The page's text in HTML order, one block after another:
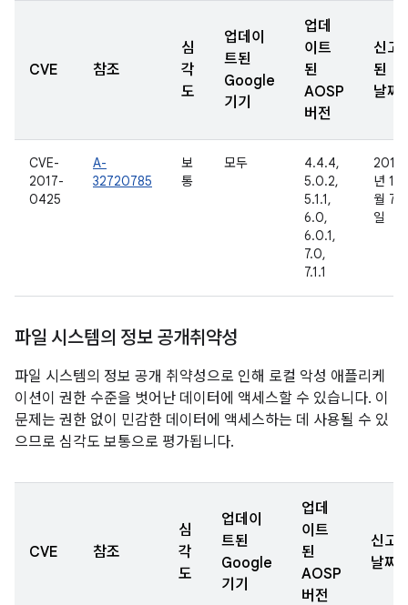
CVE 참조
심
각
도
업데이
트된
Google
기기
업데
이트
된
AOSP
버전
신고
된
날짜
CVE-
2017-
0425
A-
32720785
보
통
모두
4.4.4,
5.0.2,
5.1.1,
6.0,
6.0.1,
7.0,
7.1.1
2016
년 11
월 7
일
파일 시스템의 정보 공개취약성
파일 시스템의 정보 공개 취약성으로 인해 로컬 악성 애플리케
이션이 권한 수준을 벗어난 데이터에 액세스할 수 있습니다. 이
문제는 권한 없이 민감한 데이터에 액세스하는 데 사용될 수 있
으므로 심각도 보통으로 평가됩니다.
CVE 참조
심
각
도
업데이
트된
Google
기기
업데
이트
된
AOSP
버전
신고
날짜